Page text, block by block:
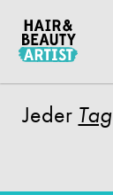
Artikel
Springen
Jeder Tag